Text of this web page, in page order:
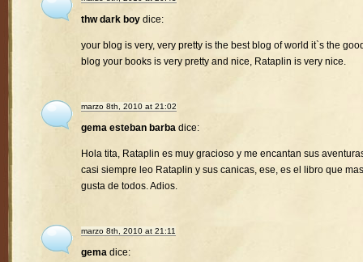
thw dark boy dice:
your blog is very, very pretty is the best blog of world it`s the
blog your books is very pretty and nice, Rataplin is very nice.
marzo 8th, 2010 at 21:02
gema esteban barba dice:
Hola tita, Rataplin es muy gracioso y me encantan sus
casi siempre leo Rataplin y sus canicas, ese, es el libro que
gusta de todos. Adios.
marzo 8th, 2010 at 21:11
gema dice: